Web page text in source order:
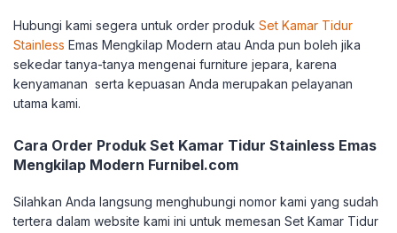
Hubungi kami segera untuk order produk Set Kamar Tidur
Stainless Emas Mengkilap Modern atau Anda pun boleh jika
sekedar tanya-tanya mengenai furniture jepara, karena
kenyamanan serta kepuasan Anda merupakan pelayanan
utama kami.
Cara Order Produk Set Kamar Tidur Stainless Emas
Mengkilap Modern Furnibel.com
Silahkan Anda langsung menghubungi nomor kami yang sudah
tertera dalam website kami ini untuk memesan Set Kamar Tidur